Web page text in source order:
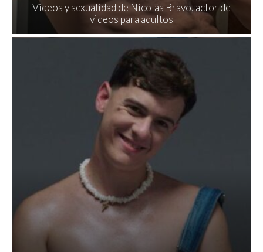
Videos y sexualidad de Nicolás Bravo, actor de
videos para adultos